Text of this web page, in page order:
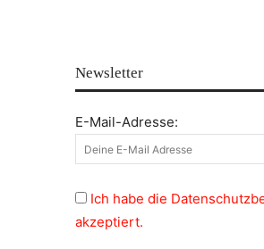
Newsletter
E-Mail-Adresse:
Ich habe die
akzeptiert.